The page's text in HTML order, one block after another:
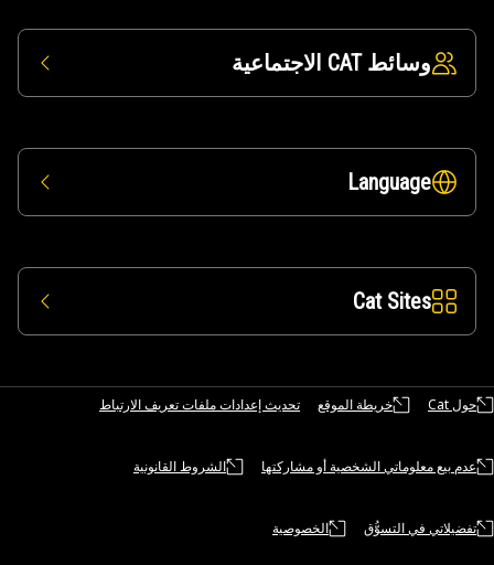
وسائط CAT الاجتماعية
Language
Cat Sites
حول Cat خريطة الموقع تحديث إعدادات ملفات تعريف الارتباط
عدم بيع معلوماتي الشخصية أو مشاركتها الشروط القانونية
تفضيلاتي في التسوُّق الخصوصية